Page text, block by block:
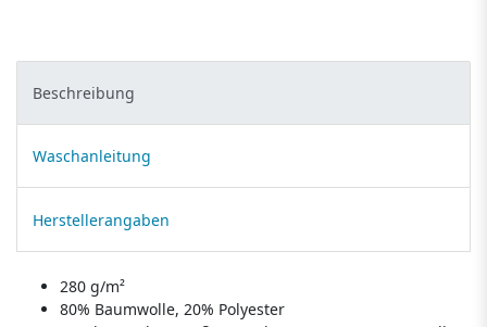
Beschreibung
Waschanleitung
Herstellerangaben
280 g/m²
80% Baumwolle, 20% Polyester